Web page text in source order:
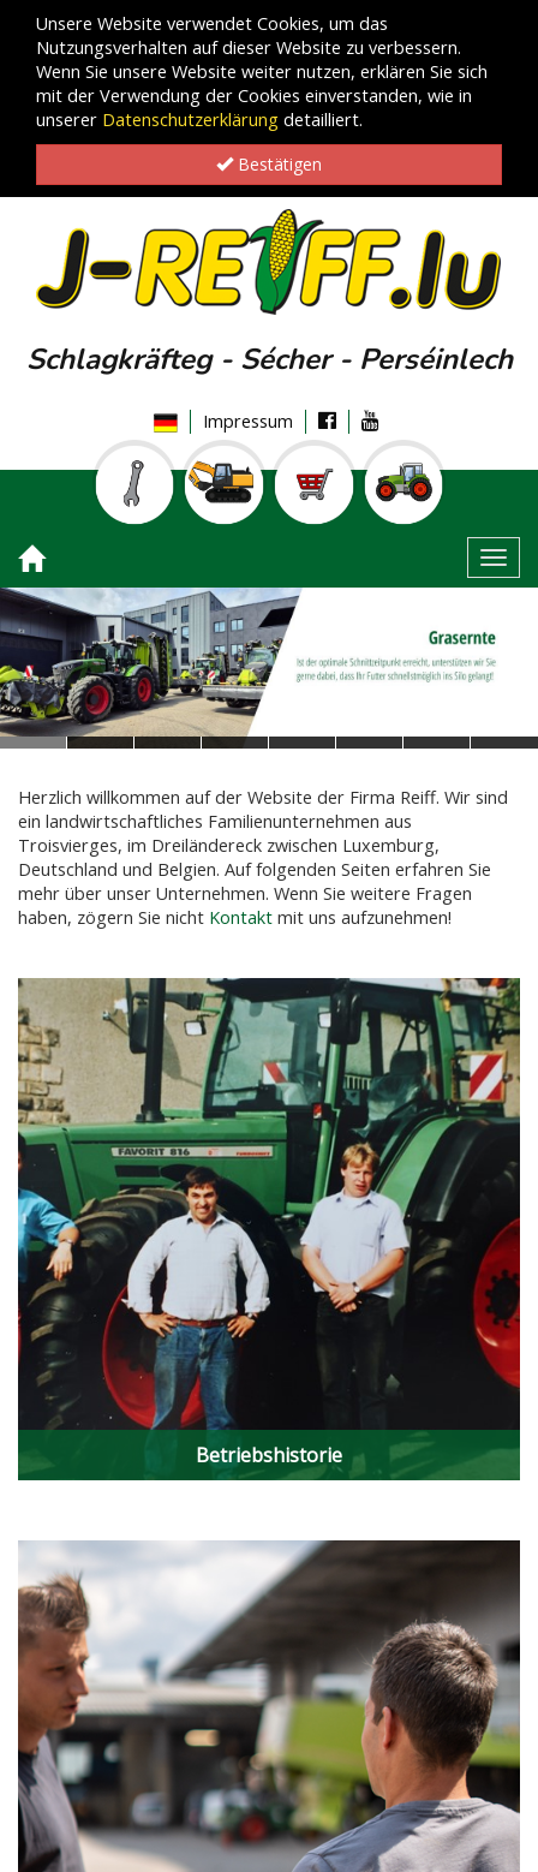
Unsere Website verwendet Cookies, um das
Nutzungsverhalten auf dieser Website zu verbessern.
Wenn Sie unsere Website weiter nutzen, erklären Sie sich
mit der Verwendung der Cookies einverstanden, wie in
unserer Datenschutzerklärung detailliert.
Bestätigen
Schlagkräfteg - Sécher - Perséinlech
Impressum
Herzlich willkommen auf der Website der Firma Reiff. Wir sind
ein landwirtschaftliches Familienunternehmen aus
Troisvierges, im Dreiländereck zwischen Luxemburg,
Deutschland und Belgien. Auf folgenden Seiten erfahren Sie
mehr über unser Unternehmen. Wenn Sie weitere Fragen
haben, zögern Sie nicht Kontakt mit uns aufzunehmen!
Betriebshistorie